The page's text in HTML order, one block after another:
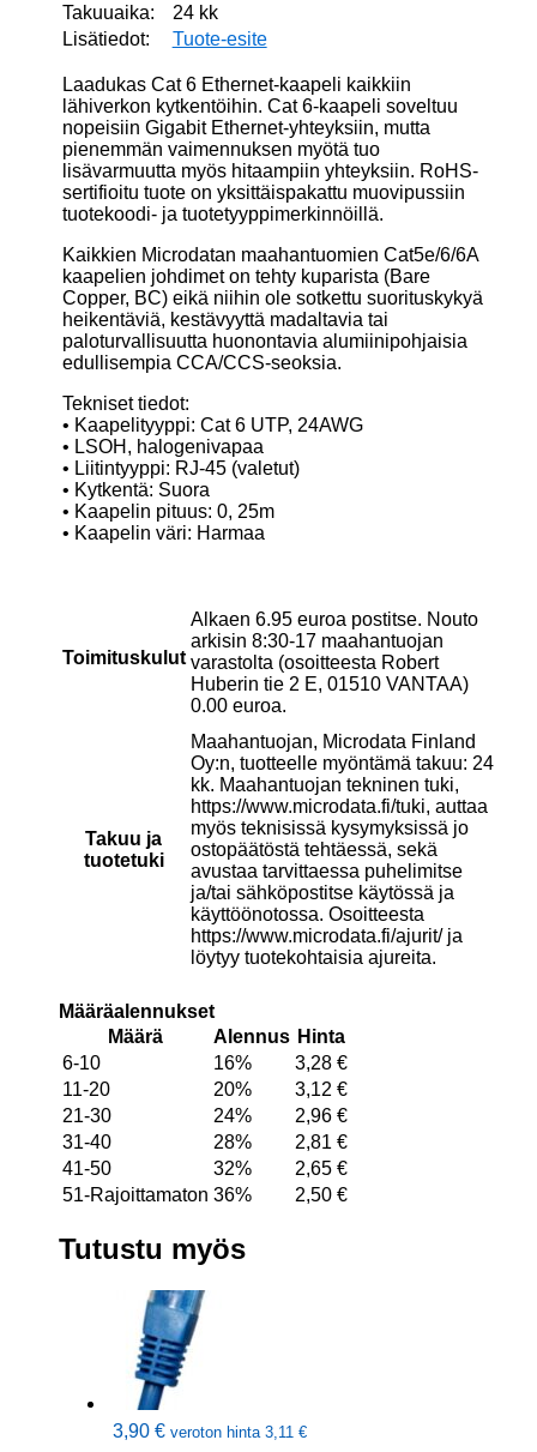
Takuuaika:
24 kk
Lisätiedot:
Tuote-esite
Laadukas Cat 6 Ethernet-kaapeli kaikkiin
lähiverkon kytkentöihin. Cat 6-kaapeli soveltuu
nopeisiin Gigabit Ethernet-yhteyksiin, mutta
pienemmän vaimennuksen myötä tuo
lisävarmuutta myös hitaampiin yhteyksiin. RoHS-
sertifioitu tuote on yksittäispakattu muovipussiin
tuotekoodi- ja tuotetyyppimerkinnöillä.
Kaikkien Microdatan maahantuomien Cat5e/6/6A
kaapelien johdimet on tehty kuparista (Bare
Copper, BC) eikä niihin ole sotkettu suorituskykyä
heikentäviä, kestävyyttä madaltavia tai
paloturvallisuutta huonontavia alumiinipohjaisia
edullisempia CCA/CCS-seoksia.
Tekniset tiedot:
• Kaapelityyppi: Cat 6 UTP, 24AWG
• LSOH, halogenivapaa
• Liitintyyppi: RJ-45 (valetut)
• Kytkentä: Suora
• Kaapelin pituus: 0, 25m
• Kaapelin väri: Harmaa
Toimituskulut
Alkaen 6.95 euroa postitse. Nouto
arkisin 8:30-17 maahantuojan
varastolta (osoitteesta Robert
Huberin tie 2 E, 01510 VANTAA)
0.00 euroa.
Takuu ja
tuotetuki
Maahantuojan, Microdata Finland
Oy:n, tuotteelle myöntämä takuu: 24
kk. Maahantuojan tekninen tuki,
https://www.microdata.fi/tuki, auttaa
myös teknisissä kysymyksissä jo
ostopäätöstä tehtäessä, sekä
avustaa tarvittaessa puhelimitse
ja/tai sähköpostitse käytössä ja
käyttöönotossa. Osoitteesta
https://www.microdata.fi/ajurit/ ja
löytyy tuotekohtaisia ajureita.
Määräalennukset
Määrä
Alennus Hinta
6-10
16% 3,28 €
11-20
20% 3,12 €
21-30
24% 2,96 €
31-40
28% 2,81 €
41-50
32% 2,65 €
51-Rajoittamaton 36% 2,50 €
Tutustu myös
3,90 € veroton hinta 3,11 €